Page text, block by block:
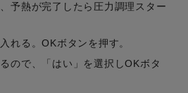
予熱が完了したら圧力調理スター
れる。OKボタンを押す。
ので、「はい」を選択しOKボタ